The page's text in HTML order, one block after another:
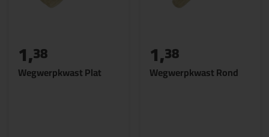
Wegwerpkwast Plat
1,38
Wegwerpkwast Rond
1,38